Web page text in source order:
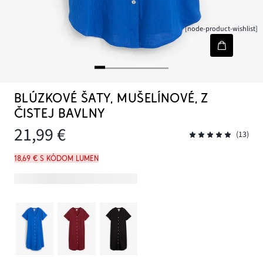
[node-product-wishlist]
BLÚZKOVÉ ŠATY, MUŠELÍNOVÉ, Z
ČISTEJ BAVLNY
21,99 € (13)
18,69 € s kódom LUMEN